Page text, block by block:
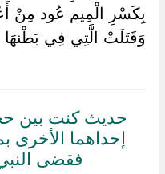
‏بِكَسْرِ الْمِيم عُود مِنْ
وَقَتَلَتْ الَّتِي فِي بَطْنهَا
حديث كنت بين
إحداهما الأخرى
فقضى